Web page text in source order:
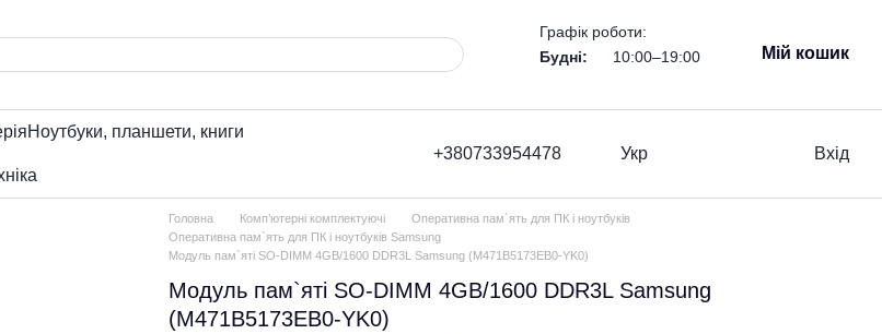
Графік роботи:
Будні:
10:00–19:00 Мій кошик
Ноутбуки, планшети, книги
+380733954478 Укр Вхід
Головна Комп’ютерні комплектуючі
Оперативна пам`ять для ПК і ноутбуків
Оперативна пам`ять для ПК і ноутбуків Samsung
Модуль пам`ятi SO-DIMM 4GB/1600 DDR3L Samsung (M471B5173EB0-YK0)
Модуль пам`ятi SO-DIMM 4GB/1600 DDR3L Samsung
(M471B5173EB0-YK0)